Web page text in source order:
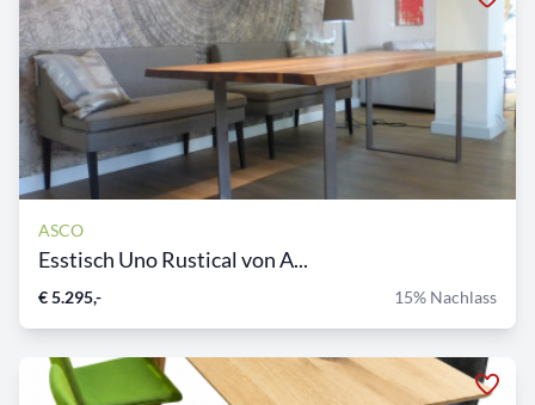
ASCO
Esstisch Uno Rustical von A...
€ 5.295,- 15% Nachlass